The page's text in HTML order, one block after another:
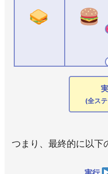
(全ス
つまり、最終的に以下